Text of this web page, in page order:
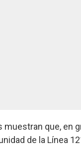
que, en
de la Línea